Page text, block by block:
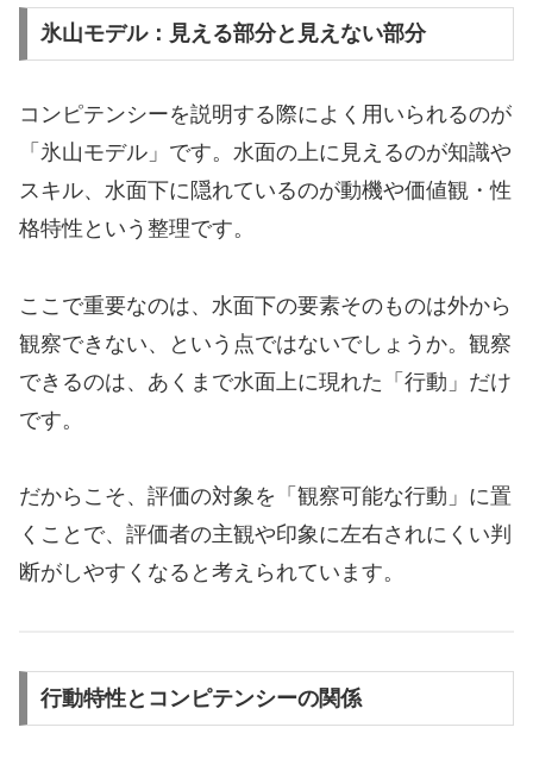
氷山モデル：見える部分と見えない部分
コンピテンシーを説明する際によく用いられるのが
「氷山モデル」です。水面の上に見えるのが知識や
スキル、水面下に隠れているのが動機や価値観・性
格特性という整理です。
ここで重要なのは、水面下の要素そのものは外から
観察できない、という点ではないでしょうか。観察
できるのは、あくまで水面上に現れた「行動」だけ
です。
だからこそ、評価の対象を「観察可能な行動」に置
くことで、評価者の主観や印象に左右されにくい判
断がしやすくなると考えられています。
行動特性とコンピテンシーの関係